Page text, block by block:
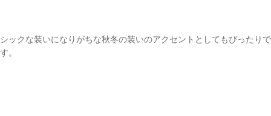
シックな装いになりがちな秋冬の装いのアクセントとしてもぴったりで
す。